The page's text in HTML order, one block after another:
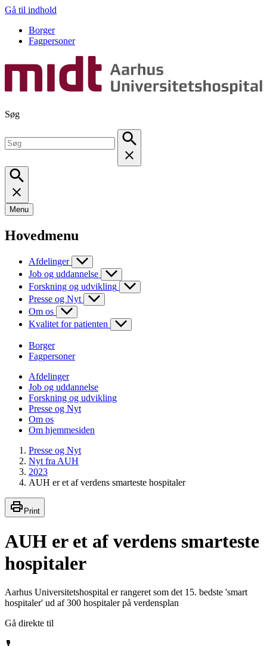
Gå til indhold
Borger
Fagpersoner
Søg
Menu
Hovedmenu
Afdelinger
Job og uddannelse
Forskning og udvikling
Presse og Nyt
Om os
Kvalitet for patienten
Borger
Fagpersoner
Afdelinger
Job og uddannelse
Forskning og udvikling
Presse og Nyt
Om os
Om hjemmesiden
Presse og Nyt
Nyt fra AUH
2023
AUH er et af verdens smarteste hospitaler
Print
AUH er et af verdens smarteste
hospitaler
Aarhus Universitetshospital er rangeret som det 15. bedste 'smart
hospitaler' ud af 300 hospitaler på verdensplan
Gå direkte til